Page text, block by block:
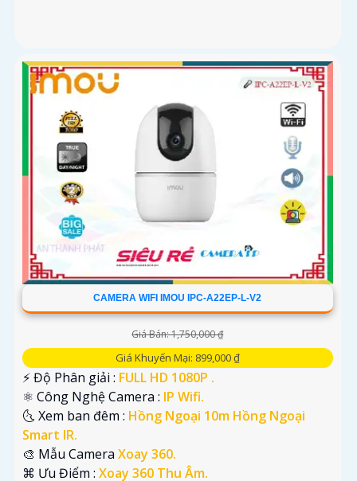
CAMERA WIFI IMOU IPC-A22EP-L-V2
Giá Bán: 1,750,000 ₫
Giá Khuyến Mại: 899,000 ₫
️⚡ Độ Phân giải : FULL HD 1080P .
⚛️ Công Nghệ Camera : IP Wifi.
🌜 Xem ban đêm : Hồng Ngoại 10m Hồng Ngoại
Smart IR.
🎨 Mẫu Camera Xoay 360.
️⌘ Ưu Điểm : Xoay 360 Thu Âm.